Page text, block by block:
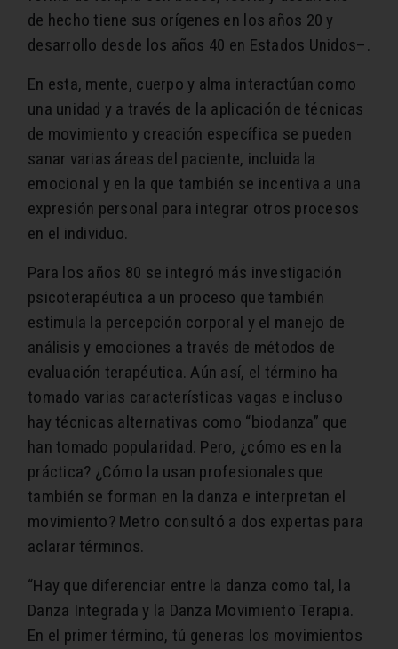
de hecho tiene sus orígenes en los años 20 y
desarrollo desde los años 40 en Estados Unidos–.
En esta, mente, cuerpo y alma interactúan como
una unidad y a través de la aplicación de técnicas
de movimiento y creación específica se pueden
sanar varias áreas del paciente, incluida la
emocional y en la que también se incentiva a una
expresión personal para integrar otros procesos
en el individuo.
Para los años 80 se integró más investigación
psicoterapéutica a un proceso que también
estimula la percepción corporal y el manejo de
análisis y emociones a través de métodos de
evaluación terapéutica. Aún así, el término ha
tomado varias características vagas e incluso
hay técnicas alternativas como “biodanza” que
han tomado popularidad. Pero, ¿cómo es en la
práctica? ¿Cómo la usan profesionales que
también se forman en la danza e interpretan el
movimiento? Metro consultó a dos expertas para
aclarar términos.
“Hay que diferenciar entre la danza como tal, la
Danza Integrada y la Danza Movimiento Terapia.
En el primer término, tú generas los movimientos